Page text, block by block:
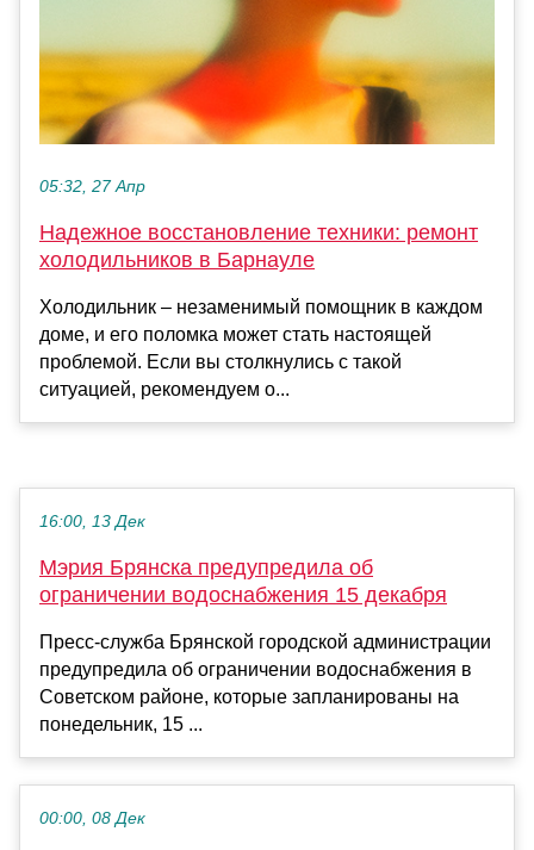
05:32, 27 Апр
Надежное восстановление техники: ремонт
холодильников в Барнауле
Холодильник – незаменимый помощник в каждом
доме, и его поломка может стать настоящей
проблемой. Если вы столкнулись с такой
ситуацией, рекомендуем о...
16:00, 13 Дек
Мэрия Брянска предупредила об
ограничении водоснабжения 15 декабря
Пресс-служба Брянской городской администрации
предупредила об ограничении водоснабжения в
Советском районе, которые запланированы на
понедельник, 15 ...
00:00, 08 Дек